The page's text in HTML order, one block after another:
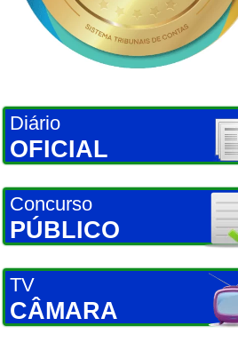
Diário
OFICIAL
Concurso
PÚBLICO
TV
CÂMARA